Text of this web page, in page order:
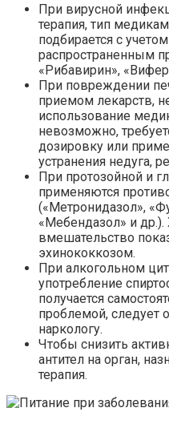
При вирусной
терапия, тип
подбирается с
распространенным
«Рибавирин»,
При повреждении
приемом лекарств,
использование
невозможно,
дозировку или
устранения недуга,
При протозойной и
применяются
(«Метронидазол»,
«Мебендазол» и др.).
вмешательство
эхинококкозом.
При алкогольном
употребление
получается
проблемой, следует
наркологу.
Чтобы снизить
антител на орган,
терапия.